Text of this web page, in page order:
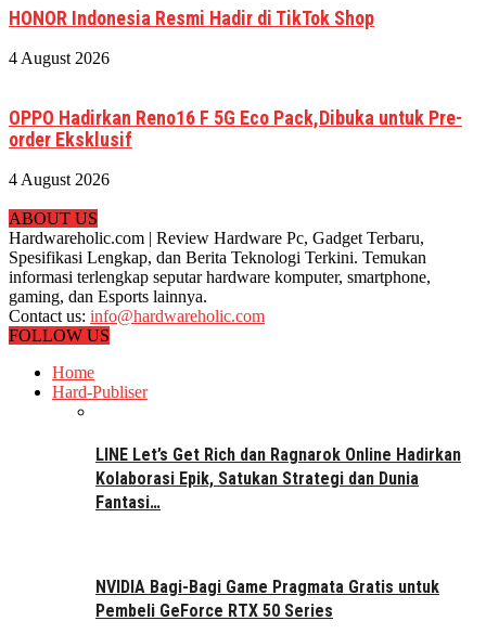
HONOR Indonesia Resmi Hadir di TikTok Shop
4 August 2026
OPPO Hadirkan Reno16 F 5G Eco Pack,Dibuka untuk Pre-
order Eksklusif
4 August 2026
ABOUT US
Hardwareholic.com | Review Hardware Pc, Gadget Terbaru,
Spesifikasi Lengkap, dan Berita Teknologi Terkini. Temukan
informasi terlengkap seputar hardware komputer, smartphone,
gaming, dan Esports lainnya.
Contact us: info@hardwareholic.com
FOLLOW US
Home
Hard-Publiser
LINE Let’s Get Rich dan Ragnarok Online Hadirkan
Kolaborasi Epik, Satukan Strategi dan Dunia
Fantasi…
NVIDIA Bagi-Bagi Game Pragmata Gratis untuk
Pembeli GeForce RTX 50 Series